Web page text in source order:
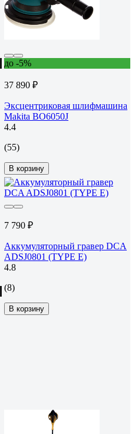
до -5%
37 890 ₽
Эксцентриковая шлифмашина
Makita BO6050J
4.4
(55)
В корзину
7 790 ₽
Аккумуляторный гравер DCA
ADSJ0801 (TYPE E)
4.8
(8)
В корзину